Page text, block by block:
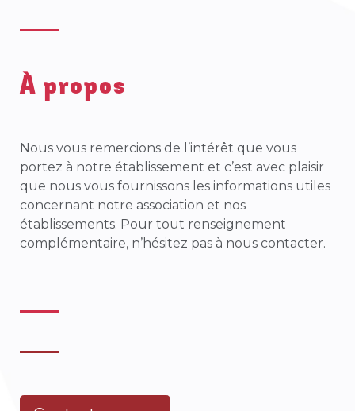
À propos
Nous vous remercions de l’intérêt que vous
portez à notre établissement et c’est avec plaisir
que nous vous fournissons les informations utiles
concernant notre association et nos
établissements. Pour tout renseignement
complémentaire, n’hésitez pas à nous contacter.